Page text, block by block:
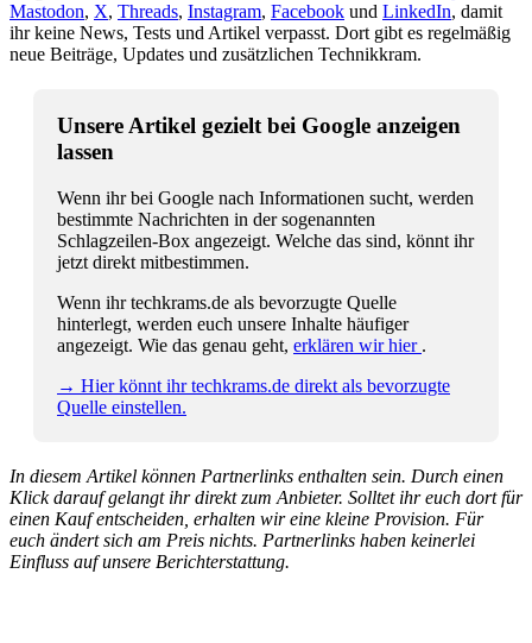
Mastodon, X, Threads, Instagram, Facebook und LinkedIn, damit
ihr keine News, Tests und Artikel verpasst. Dort gibt es regelmäßig
neue Beiträge, Updates und zusätzlichen Technikkram.
Unsere Artikel gezielt bei Google anzeigen
lassen
Wenn ihr bei Google nach Informationen sucht, werden
bestimmte Nachrichten in der sogenannten
Schlagzeilen-Box angezeigt. Welche das sind, könnt ihr
jetzt direkt mitbestimmen.
Wenn ihr techkrams.de als bevorzugte Quelle
hinterlegt, werden euch unsere Inhalte häufiger
angezeigt. Wie das genau geht, erklären wir hier .
→ Hier könnt ihr techkrams.de direkt als bevorzugte
Quelle einstellen.
In diesem Artikel können Partnerlinks enthalten sein. Durch einen
Klick darauf gelangt ihr direkt zum Anbieter. Solltet ihr euch dort für
einen Kauf entscheiden, erhalten wir eine kleine Provision. Für
euch ändert sich am Preis nichts. Partnerlinks haben keinerlei
Einfluss auf unsere Berichterstattung.